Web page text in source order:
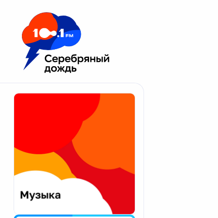
Москва 100.1 FM
Апатиты
Екатеринбург
Калининград
Калуга